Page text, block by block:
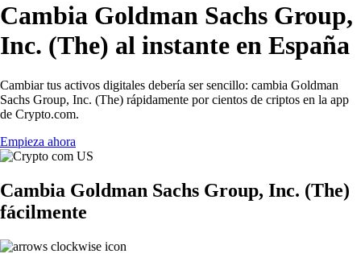
Cambia Goldman Sachs Group,
Inc. (The) al instante en España
Cambiar tus activos digitales debería ser sencillo: cambia Goldman
Sachs Group, Inc. (The) rápidamente por cientos de criptos en la app
de Crypto.com.
Empieza ahora
Cambia Goldman Sachs Group, Inc. (The)
fácilmente